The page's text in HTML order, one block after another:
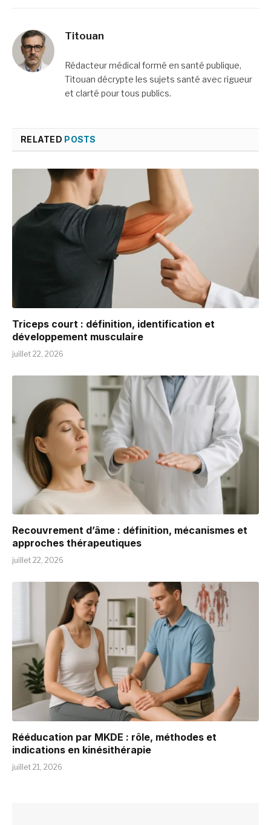
Titouan
Rédacteur médical formé en santé publique,
Titouan décrypte les sujets santé avec rigueur
et clarté pour tous publics.
RELATED POSTS
Triceps court : définition, identification et
développement musculaire
juillet 22, 2026
Recouvrement d’âme : définition, mécanismes et
approches thérapeutiques
juillet 22, 2026
Rééducation par MKDE : rôle, méthodes et
indications en kinésithérapie
juillet 21, 2026